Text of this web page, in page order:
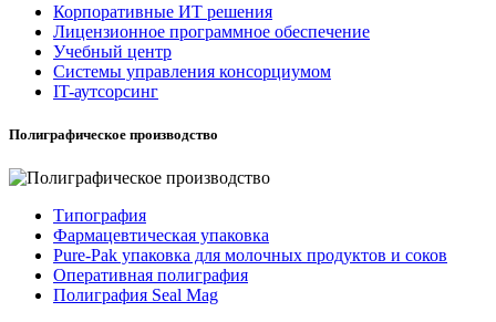
Корпоративные ИТ решения
Лицензионное программное обеспечение
Учебный центр
Системы управления консорциумом
IT-аутсорсинг
Полиграфическое производство
Типография
Фармацевтическая упаковка
Pure-Pak упаковка для молочных продуктов и соков
Оперативная полиграфия
Полиграфия Seal Mag